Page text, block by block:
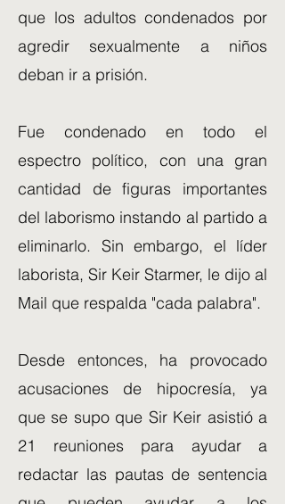
que los adultos condenados por
agredir sexualmente a niños
deban ir a prisión.
Fue condenado en todo el
espectro político, con una gran
cantidad de figuras importantes
del laborismo instando al partido a
eliminarlo. Sin embargo, el líder
laborista, Sir Keir Starmer, le dijo al
Mail que respalda "cada palabra".
Desde entonces, ha provocado
acusaciones de hipocresía, ya
que se supo que Sir Keir asistió a
21 reuniones para ayudar a
redactar las pautas de sentencia